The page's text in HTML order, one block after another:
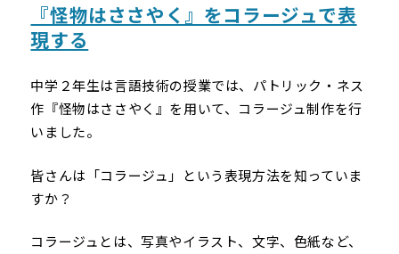
『怪物はささやく』をコラージュで表
現する
中学２年生は言語技術の授業では、パトリック・ネス
作『怪物はささやく』を用いて、コラージュ制作を行
いました。
皆さんは「コラージュ」という表現方法を知っていま
すか？
コラージュとは、写真やイラスト、文字、色紙など、